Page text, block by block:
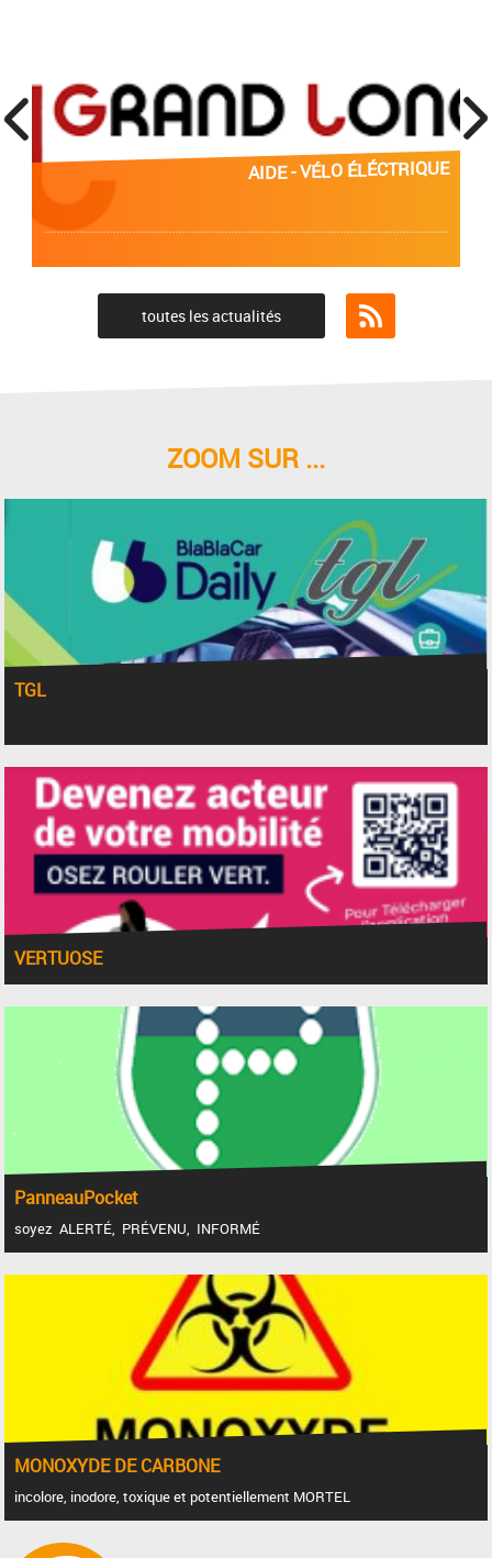
AIDE - VÉLO ÉLÉCTRIQUE
prev
next
toutes les actualités
ZOOM SUR ...
TGL
VERTUOSE
PanneauPocket
soyez ALERTÉ, PRÉVENU, INFORMÉ
MONOXYDE DE CARBONE
incolore, inodore, toxique et potentiellement MORTEL